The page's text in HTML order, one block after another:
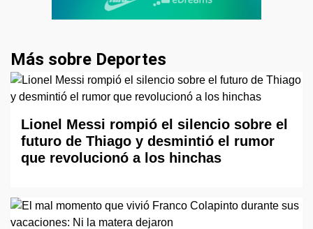
Más sobre Deportes
Lionel Messi rompió el silencio sobre el
futuro de Thiago y desmintió el rumor
que revolucionó a los hinchas